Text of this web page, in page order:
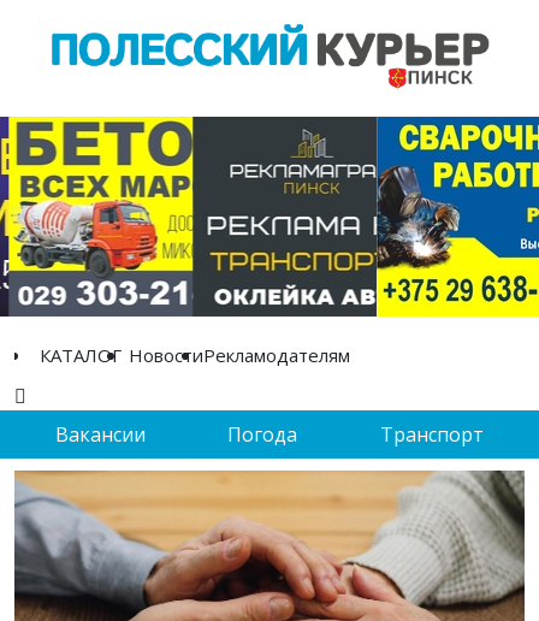
КАТАЛОГ НовостиРекламодателям
Вакансии Погода Транспорт